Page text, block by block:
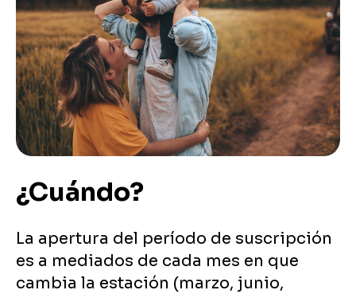
¿Cuándo?
La apertura del período de suscripción
es a mediados de cada mes en que
cambia la estación (marzo, junio,